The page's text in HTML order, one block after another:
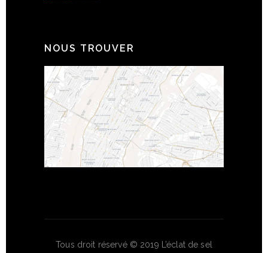
NOUS TROUVER
Tous droit réservé © 2019 L’éclat de sel